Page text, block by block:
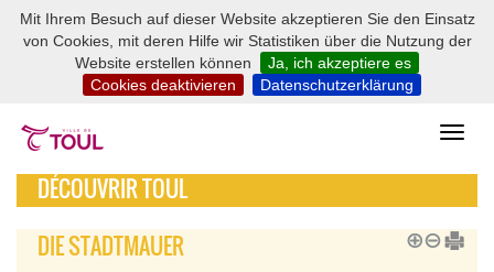
Mit Ihrem Besuch auf dieser Website akzeptieren Sie den Einsatz
von Cookies, mit deren Hilfe wir Statistiken über die Nutzung der
Website erstellen können
Ja, ich akzeptiere es
Cookies deaktivieren
Datenschutzerklärung
DÉCOUVRIR TOUL
DIE STADTMAUER